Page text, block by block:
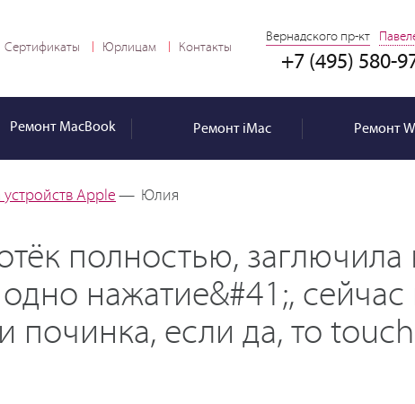
Вернадского пр-кт
+7 (495) 580-
Сертификаты Юрлицам Контакты
Ремонт MacBook РемонтiMac Ремонт
Apple — Юлия
полностью,
нажатие&#41;, сейчас
починка, если да, то